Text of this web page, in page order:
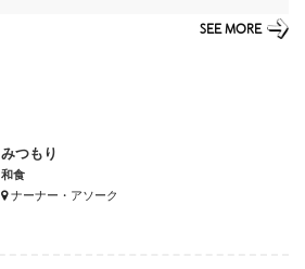
SEE MORE
みつもり
和食
ナーナー・アソーク